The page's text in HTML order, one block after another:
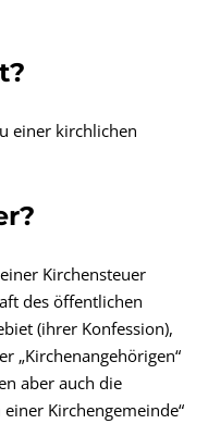
einer kirchlichen
Kirchensteuer
des öffentlichen
(ihrer Konfession),
„Kirchenangehörigen“
aber auch die
Kirchengemeinde“